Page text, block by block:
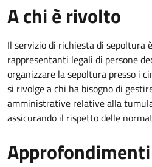
A chi è rivolto
Il servizio di richiesta di sepoltura
rappresentanti legali di persone
organizzare la sepoltura presso i
si rivolge a chi ha bisogno di
amministrative relative alla
assicurando il rispetto delle
Approfondimenti